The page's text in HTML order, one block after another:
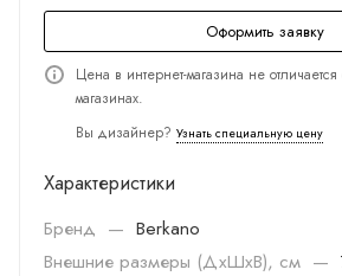
Оформить заявку
Цена в интернет-магазина не
магазинах.
Вы дизайнер? Узнать специальную цену
Характеристики
Бренд — Berkano
Внешние размеры (ДхШхВ), см —